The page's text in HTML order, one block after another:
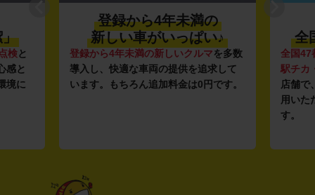
」
検と
感と
境に
登録から4年未満の
新しい車がいっぱい♪
登録から4年未満の新しいクルマを多数
導入し、快適な車両の提供を追求して
います。もちろん追加料金は0円です。
全
全国47
駅チカ
店舗で
用いた
す。